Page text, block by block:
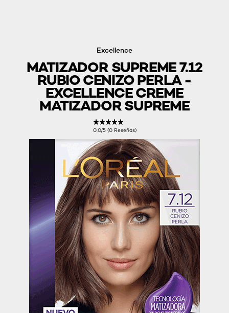
Excellence
MATIZADOR SUPREME 7.12
RUBIO CENIZO PERLA -
EXCELLENCE CREME
MATIZADOR SUPREME
0.0/5 (0 Reseñas)